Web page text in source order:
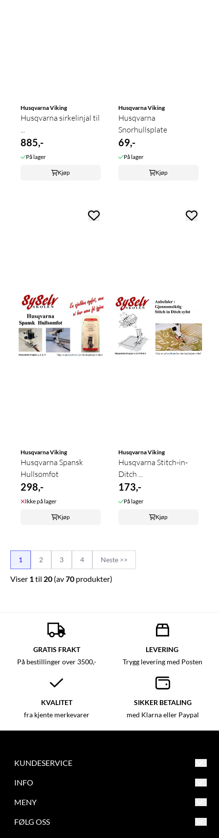
Husqvarna Viking
Husqvarna sirkelinjal til
...
885,-
På lager
Kjøp
Husqvarna Viking
Husqvarna
Snorhullsplate
69,-
På lager
Kjøp
Husqvarna Viking
Husqvarna Spansk
Hullsømfot
298,-
Ikke på lager
Kjøp
Husqvarna Viking
Husqvarna Stitch-in-
Ditch ...
173,-
På lager
Kjøp
1 2 3 4 Neste >>
Viser 1til 20 (av70 produkter)
GRATIS FRAKT
På bestillinger over 3500,-
LEVERING
Trygg levering med Posten
KVALITET
fra kjente merkevarer
SIKKER BETALING
med Klarna eller Paypal
KUNDESERVICE
INFO
MENY
FØLG OSS